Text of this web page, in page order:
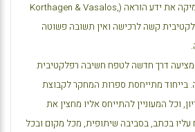
את ידע הוראה (Korthagen & Vasalos,
קשה לרכישה ואין תשובה פשוטה
דרך חדשה לטפח חשיבה רפלקטיבית
בייחוד מתייחסת ספרות המחקר לקבוצת
וכל המעוניין להתייחס אליו מחצין את
בכתב, בסביבה שיתופית, מכל מקום ובכל